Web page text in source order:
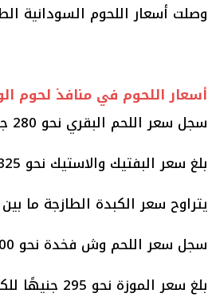
وصلت أسعار اللحوم السودانية الطازجة إلى
أسعار اللحوم في منافذ لحوم
سجل سعر اللحم البقري نحو 280 جنيها للكيلو.
بلغ سعر البفتيك والاستيك نحو 325 جنيهًا للكيلو.
يتراوح سعر الكبدة الطازجة ما بين 300 و350
سجل سعر اللحم وش فخدة نحو 300 جنيه.
بلغ سعر الموزة نحو 295 جنيهًا للكيلو.